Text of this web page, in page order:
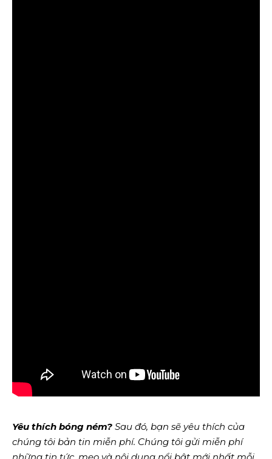
Yêu thích bóng ném? Sau đó, bạn sẽ yêu thích của
chúng tôi bản tin miễn phí. Chúng tôi gửi miễn phí
những tin tức, mẹo và nội dung nổi bật mới nhất mỗi